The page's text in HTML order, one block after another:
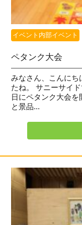
イベント内部イベント
ペタンク大会
みなさん、こんにち
たね。 サニーサイ
日にペタンク大会
と景品...